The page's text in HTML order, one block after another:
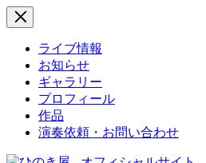
ライブ情報
お知らせ
ギャラリー
プロフィール
作品
演奏依頼・お問い合わせ